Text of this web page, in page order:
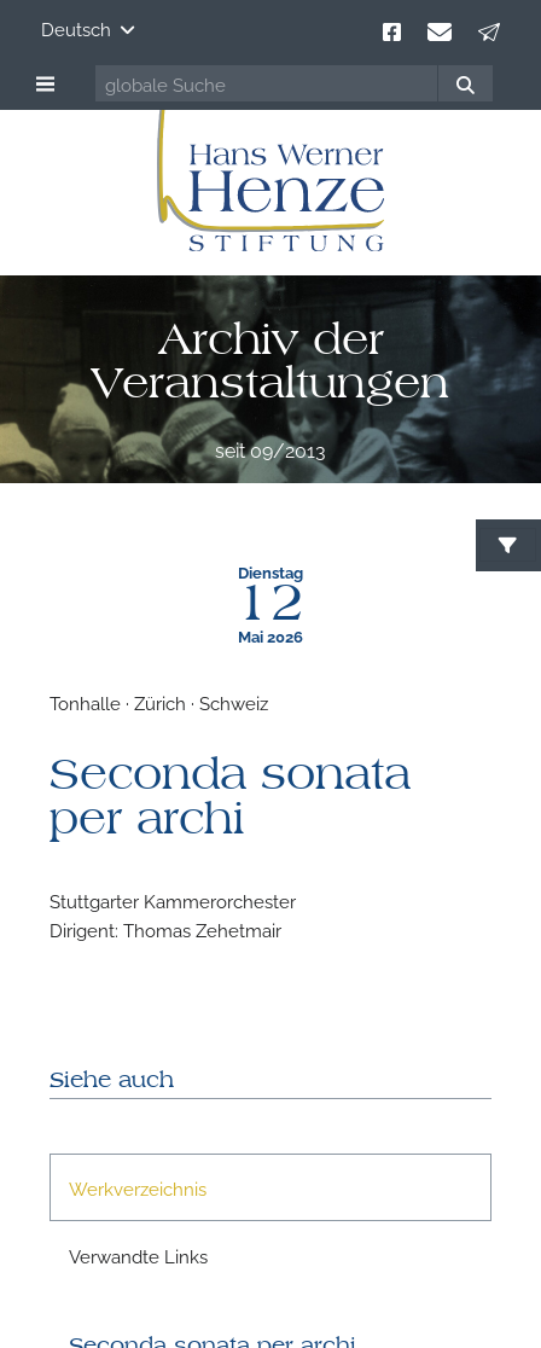
Deutsch
Archiv der
Veranstaltungen
seit 09/2013
Dienstag
12
Mai 2026
Tonhalle · Zürich · Schweiz
Seconda sonata
per archi
Stuttgarter Kammerorchester
Dirigent: Thomas Zehetmair
Siehe auch
Werkverzeichnis
Verwandte Links